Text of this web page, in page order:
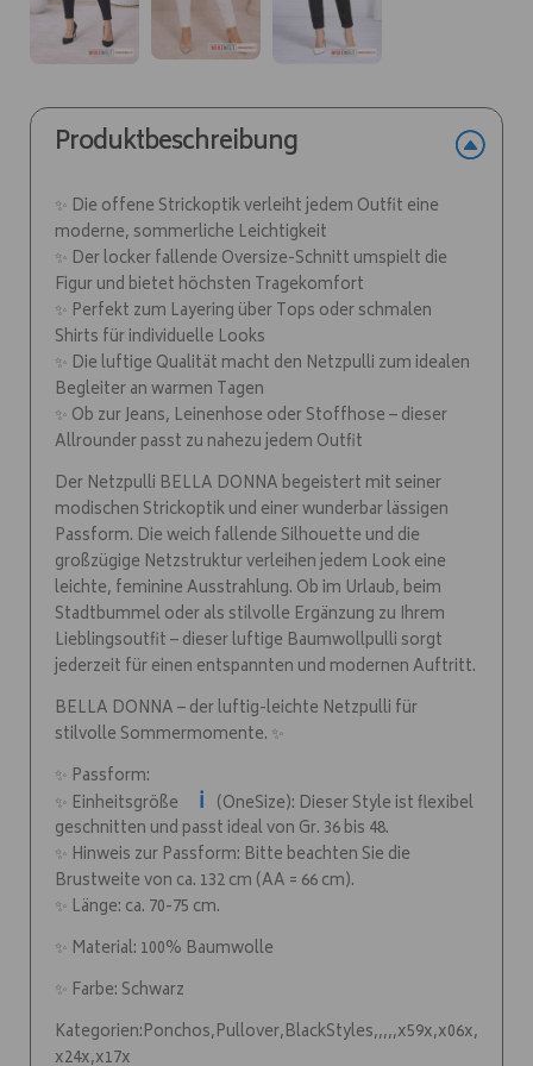
Produktbeschreibung
✨ Die offene Strickoptik verleiht jedem Outfit eine
moderne, sommerliche Leichtigkeit
✨ Der locker fallende Oversize-Schnitt umspielt die
Figur und bietet höchsten Tragekomfort
✨ Perfekt zum Layering über Tops oder schmalen
Shirts für individuelle Looks
✨ Die luftige Qualität macht den Netzpulli zum idealen
Begleiter an warmen Tagen
✨ Ob zur Jeans, Leinenhose oder Stoffhose – dieser
Allrounder passt zu nahezu jedem Outfit
Der Netzpulli BELLA DONNA begeistert mit seiner
modischen Strickoptik und einer wunderbar lässigen
Passform. Die weich fallende Silhouette und die
großzügige Netzstruktur verleihen jedem Look eine
leichte, feminine Ausstrahlung. Ob im Urlaub, beim
Stadtbummel oder als stilvolle Ergänzung zu Ihrem
Lieblingsoutfit – dieser luftige Baumwollpulli sorgt
jederzeit für einen entspannten und modernen Auftritt.
BELLA DONNA – der luftig-leichte Netzpulli für
stilvolle Sommermomente. ✨
✨ Passform:
✨ Einheitsgröße
ℹ️ (OneSize): Dieser Style ist flexibel
geschnitten und passt ideal von Gr. 36 bis 48.
✨ Hinweis zur Passform: Bitte beachten Sie die
Brustweite von ca. 132 cm (AA = 66 cm).
✨ Länge: ca. 70-75 cm.
✨ Material: 100% Baumwolle
✨ Farbe: Schwarz
Kategorien:Ponchos,Pullover,BlackStyles,,,,,x59x,x06x,
x24x,x17x